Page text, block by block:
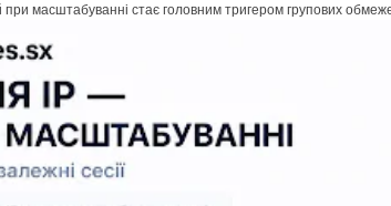
масштабуванні стає головним тригером групових